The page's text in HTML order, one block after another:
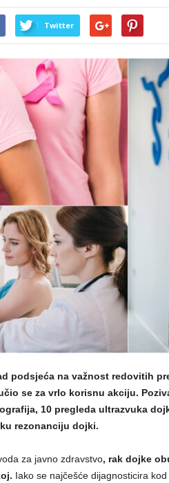
Twitter
podsjeća na važnost redovitih
se za vrlo korisnu akciju.
10 pregleda ultrazvuka
rezonanciju dojki.
za javno zdravstvo, rak dojke
Iako se najčešće dijagnosticira